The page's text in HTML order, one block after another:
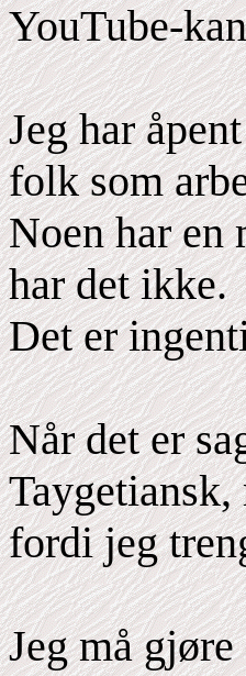
YouTube-
Jeg har
folk som
Noen har en
har det ikke.
Det er
Når det er
fordi jeg
Jeg må